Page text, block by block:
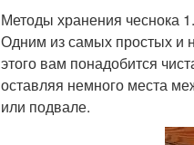
Методы хранения чеснока
Одним из самых простых и
этого вам понадобится
оставляя немного места
или подвале.